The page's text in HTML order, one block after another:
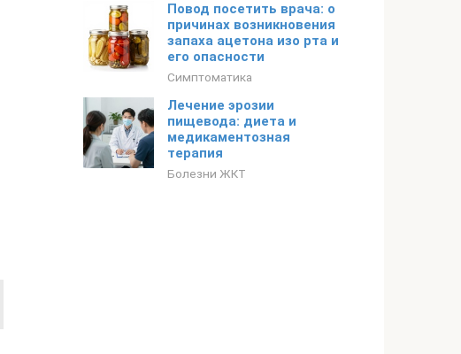
Повод посетить врача: о
причинах возникновения
запаха ацетона изо рта и
его опасности
Симптоматика
Лечение эрозии
пищевода: диета и
медикаментозная
терапия
Болезни ЖКТ